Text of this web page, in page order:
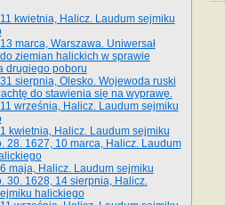
kwietnia, Halicz. Laudum sejmiku
marca, Warszawa. Uniwersał
ziemian halickich w sprawie
drugiego poboru
sierpnia, Olesko. Wojewoda ruski
do stawienia się na wyprawę.
września, Halicz. Laudum sejmiku
kwietnia, Halicz. Laudum sejmiku
28. 1627, 10 marca, Halicz. Laudum
maja, Halicz. Laudum sejmiku
30. 1628, 14 sierpnia, Halicz.
halickiego